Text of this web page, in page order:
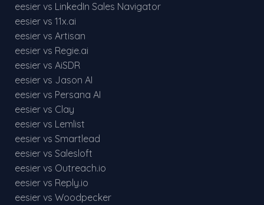
eesier vs LinkedIn Sales Navigator
eesier vs 11x.ai
eesier vs Artisan
eesier vs Regie.ai
eesier vs AiSDR
eesier vs Jason AI
eesier vs Persana AI
eesier vs Clay
eesier vs Lemlist
eesier vs Smartlead
eesier vs Salesloft
eesier vs Outreach.io
eesier vs Reply.io
eesier vs Woodpecker